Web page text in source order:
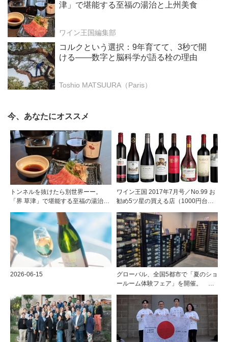
津」で堪能する至福の湯治と上州美食
ワイン王国編集部
コルクという選択：9年育てて、3秒で開
ける——数字と脳科学が語る栓の理由
Toshio MATSUURA（Paris）
今、あなたにオススメ
トンネルを抜けたら別世界ーー。
「界 草津」で堪能する至福の湯治と
ワイン王国 2017年7月号／No.99 お
勧め5ツ星の買える店（1000円台で
ン）
2026-06-15
グローバル、全国5都市で「夏のショ
ールーム体験フェア」を開催。 ワ